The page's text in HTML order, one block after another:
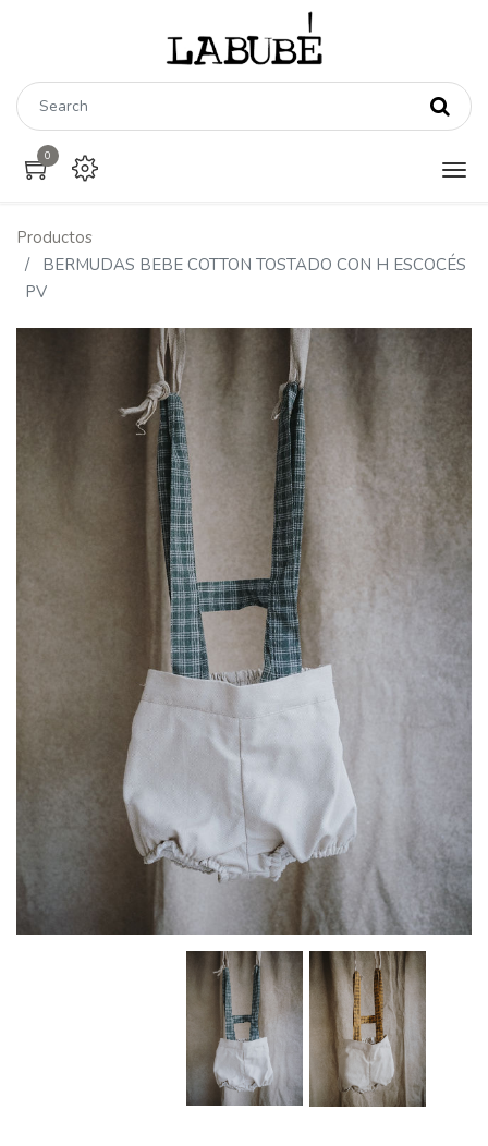
0
Productos
BERMUDAS BEBE COTTON TOSTADO CON H ESCOCÉS
PV